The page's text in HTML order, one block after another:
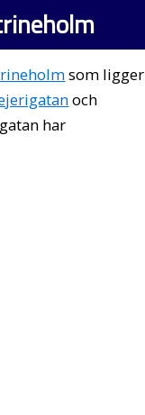
som
och
har